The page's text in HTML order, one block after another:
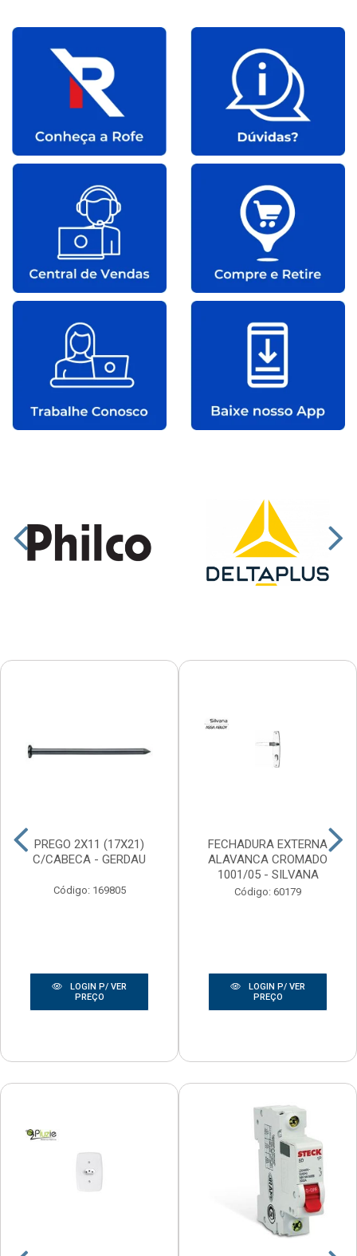
PREGO 2X11 (17X21)
C/CABECA - GERDAU
Código: 169805
LOGIN P/ VER
PREÇO
FECHADURA EXTERNA
ALAVANCA CROMADO
1001/05 - SILVANA
Código: 60179
LOGIN P/ VER
PREÇO